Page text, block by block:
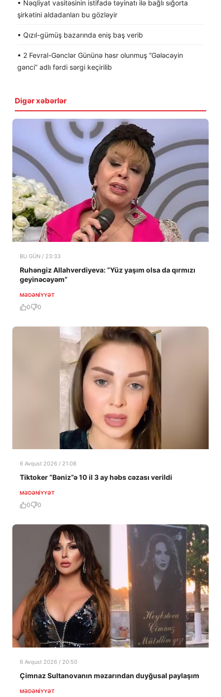
• Nəqliyat vasitəsinin istifadə təyinatı ilə bağlı sığorta
şirkətini aldadanları bu gözləyir
• Qızıl-gümüş bazarında eniş baş verib
• 2 Fevral-Gənclər Gününə həsr olunmuş “Gələcəyin
gənci” adlı fərdi sərgi keçirilib
Digər xəbərlər
BU GÜN / 23:33
Ruhəngiz Allahverdiyeva: “Yüz yaşım olsa da qırmızı
geyinəcəyəm”
MƏDƏNIYYƏT
0 0
6 Avqust 2026 / 21:08
Tiktoker “Bəniz”ə 10 il 3 ay həbs cəzası verildi
MƏDƏNIYYƏT
0 0
6 Avqust 2026 / 20:50
Çimnaz Sultanovanın məzarından duyğusal paylaşım
MƏDƏNIYYƏT